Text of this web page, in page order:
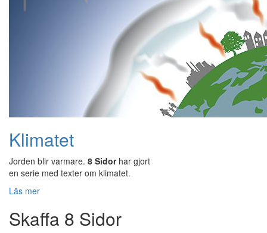
Klimatet
Jorden blir varmare. 8 Sidorhar gjort
en serie med texter om klimatet.
Läs mer
Skaffa 8 Sidor